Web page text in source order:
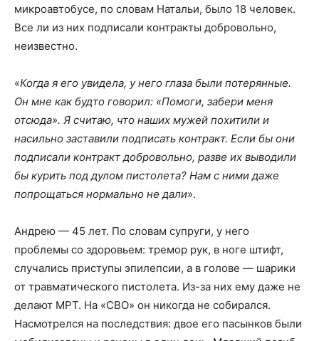
микроавтобусе, по словам Натальи, было 18 человек.
Все ли из них подписали контракты добровольно,
неизвестно.
«Когда я его увидела, у него глаза были потерянные.
Он мне как будто говорил: «Помоги, забери меня
отсюда». Я считаю, что наших мужей похитили и
насильно заставили подписать контракт. Если бы они
подписали контракт добровольно, разве их выводили
бы курить под дулом пистолета? Нам с ними даже
попрощаться нормально не дали».
Андрею — 45 лет. По словам супруги, у него
проблемы со здоровьем: тремор рук, в ноге штифт,
случались приступы эпилепсии, а в голове — шарики
от травматического пистолета. Из-за них ему даже не
делают МРТ. На «СВО» он никогда не собирался.
Насмотрелся на последствия: двое его пасынков были